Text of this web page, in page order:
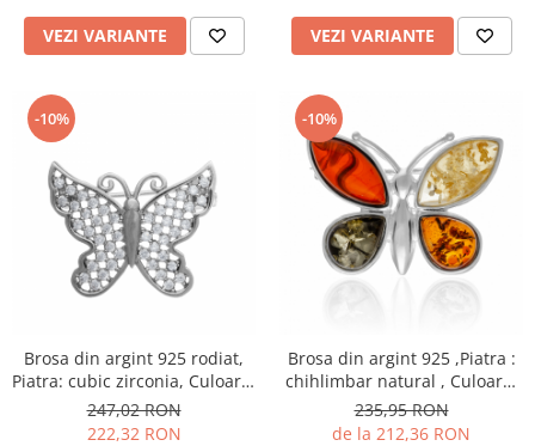
VEZI VARIANTE VEZI VARIANTE
-10%
Brosa din argint 925 rodiat,
Piatra: cubic zirconia, Culoare:
transparenta, Sonis Silver
247,02 RON
222,32 RON
-10%
Brosa din argint 925 ,Piatra :
chihlimbar natural , Culoare:
multicolor,
235,95 RON
de la 212,36 RON